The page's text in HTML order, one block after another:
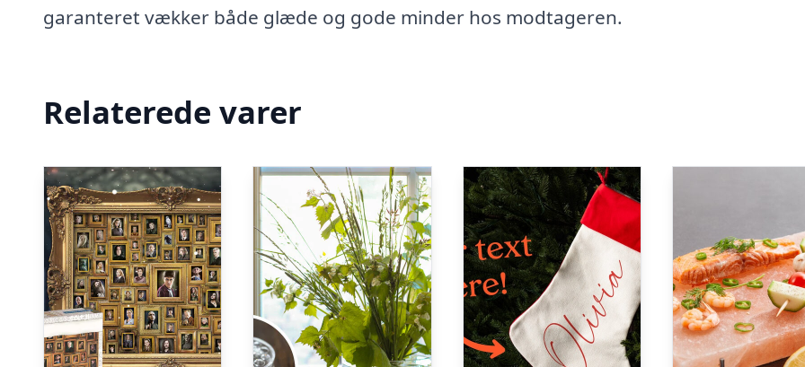
garanteret vækker både glæde og gode minder hos modtageren.
Relaterede varer